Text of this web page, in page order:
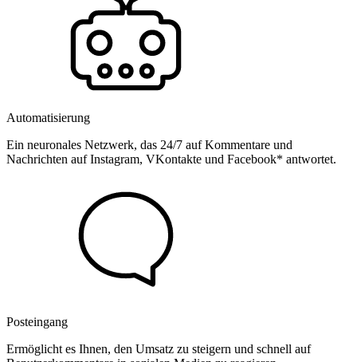
Automatisierung
Ein neuronales Netzwerk, das 24/7 auf Kommentare und
Nachrichten auf Instagram, VKontakte und Facebook* antwortet.
Posteingang
Ermöglicht es Ihnen, den Umsatz zu steigern und schnell auf